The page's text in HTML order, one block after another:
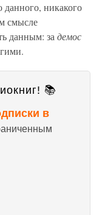
данного, никакого
смысле
данным: за демос
📚
в